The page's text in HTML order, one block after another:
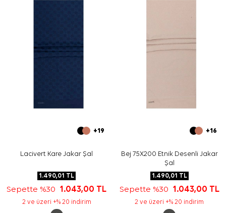
Aker
Sıkça Sorulan Sorular
Kahverengi Polyester Püsküllü Dikdörtgen Desenli Şal
+19
Lacivert Kare Jakar Şal
1.490,01 TL
Sepette %30 1.043,00 TL
2 ve üzeri +% 20 indirim
+16
Bej 75X200 Etnik Desenli Jakar
Şal
1.490,01 TL
Sepette %30 1.043,00 TL
2 ve üzeri +% 20 indirim